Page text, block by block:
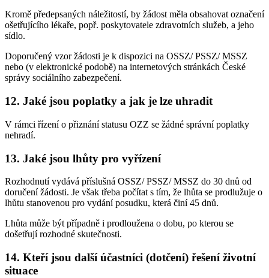
Kromě předepsaných náležitostí, by žádost měla obsahovat označení
ošetřujícího lékaře, popř. poskytovatele zdravotních služeb, a jeho
sídlo.
Doporučený vzor žádosti je k dispozici na OSSZ/ PSSZ/ MSSZ
nebo (v elektronické podobě) na internetových stránkách České
správy sociálního zabezpečení.
12. Jaké jsou poplatky a jak je lze uhradit
V rámci řízení o přiznání statusu OZZ se žádné správní poplatky
nehradí.
13. Jaké jsou lhůty pro vyřízení
Rozhodnutí vydává příslušná OSSZ/ PSSZ/ MSSZ do 30 dnů od
doručení žádosti. Je však třeba počítat s tím, že lhůta se prodlužuje o
lhůtu stanovenou pro vydání posudku, která činí 45 dnů.
Lhůta může být případně i prodloužena o dobu, po kterou se
došetřují rozhodné skutečnosti.
14. Kteří jsou další účastníci (dotčení) řešení životní
situace